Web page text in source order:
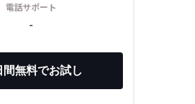
電話サポート
-